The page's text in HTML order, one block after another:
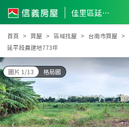
佳里區延平段農建地773坪
首頁 買屋 區域找屋 台南市買屋
延平段農建地773坪
圖片 1/13 格局圖